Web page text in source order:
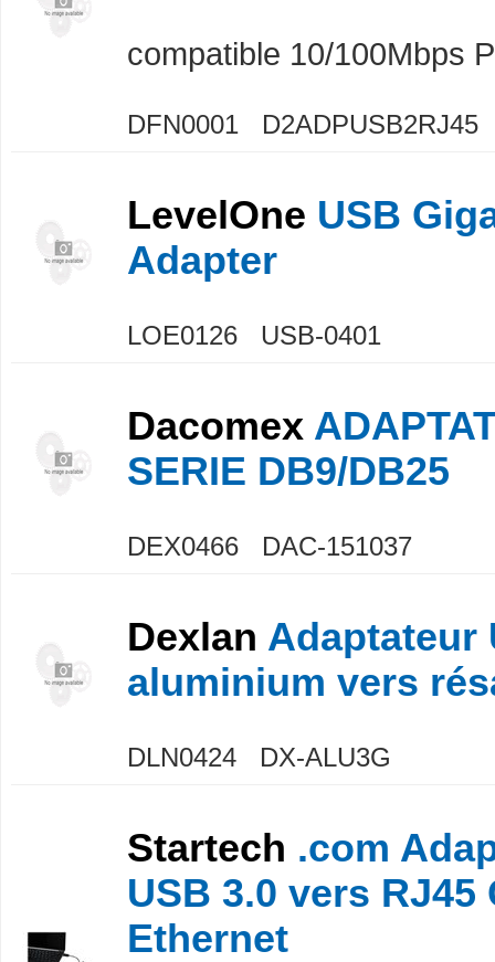
compatible 10/100Mbps
DFN0001 D2ADPUSB2RJ45
LevelOne USB
Adapter
LOE0126 USB-0401
Dacomex
SERIE DB9/DB25
DEX0466 DAC-151037
Dexlan Adaptateur
aluminium vers
DLN0424 DX-ALU3G
Startech .com
USB 3.0 vers RJ45
Ethernet